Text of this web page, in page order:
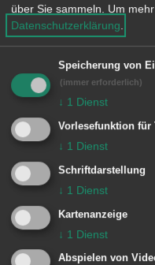
Vereinssport
Baufortschritt
Im Oktober 2025 sind
bereits mit Wasser
über Sie sammeln. Um
Datenschutzerklärung.
Speicherung von
(immer erforderlich)
↓ 1 Dienst
Vorlesefunktion für
↓ 1 Dienst
Schriftdarstellung
↓ 1 Dienst
Kartenanzeige
↓ 1 Dienst
Abspielen von